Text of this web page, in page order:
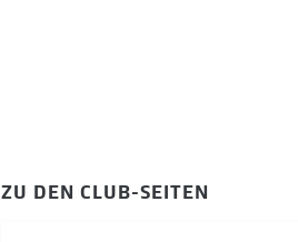
ZU DEN CLUB-SEITEN